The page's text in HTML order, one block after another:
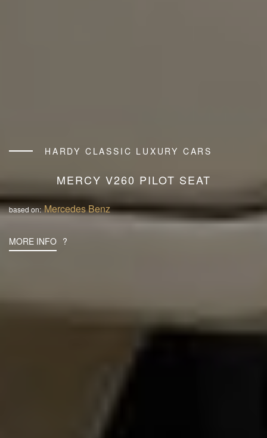
HARDY CLASSIC LUXURY CARS
MERCY V260 PILOT SEAT
based on: Mercedes Benz
MORE INFO ?